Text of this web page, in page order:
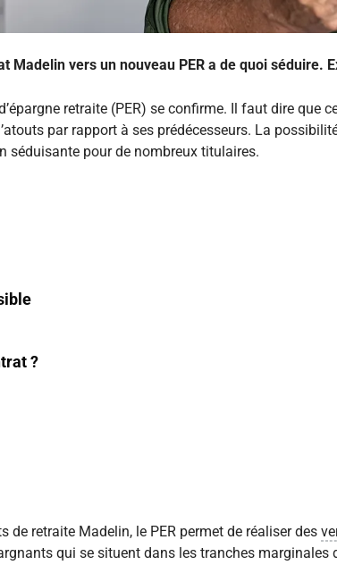
vers un nouveau PER a de quoi séduire.
retraite (PER) se confirme. Il faut dire que
par rapport à ses prédécesseurs. La
séduisante pour de nombreux titulaires.
?
de retraite Madelin, le PER permet de réaliser des
qui se situent dans les tranches marginales